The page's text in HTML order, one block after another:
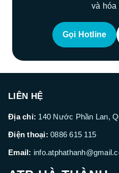
và hóa
Gọi Hotline
LIÊN HỆ
Địa chỉ: 140 Nước Phần Lan,
Điện thoại: 0886 615 115
Email: